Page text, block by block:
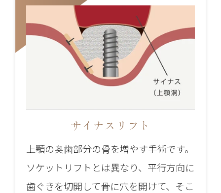
サイナスリフト
上顎の奥歯部分の骨を増やす手術です。
ソケットリフトとは異なり、平行方向に
歯ぐきを切開して骨に穴を開けて、そこ